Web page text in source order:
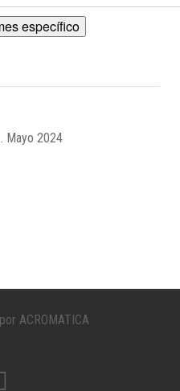
específico
Mayo 2024
ACROMATICA